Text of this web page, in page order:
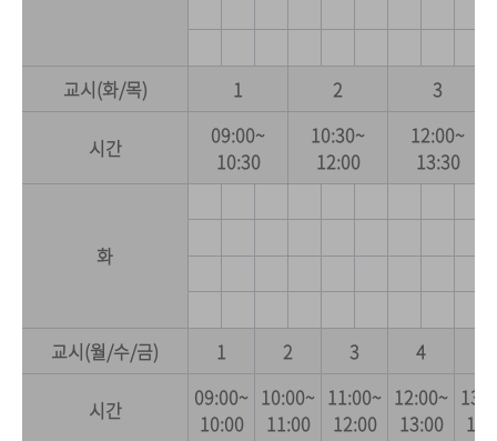
교시(화/목) 1 2 3
시간
09:00~
10:30
10:30~
12:00
12:00~
13:30
화
교시(월/수/금) 1 2 3 4
시간
09:00~
10:00
10:00~
11:00
11:00~
12:00
12:00~
13:00